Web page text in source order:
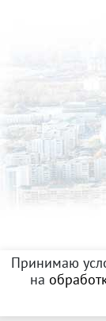
Принимаю
на